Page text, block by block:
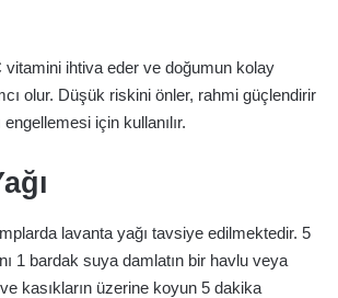
ihtiva eder ve doğumun kolay
olur. Düşük riskini önler, rahmi güçlendirir
için kullanılır.
lavanta yağı tavsiye edilmektedir. 5
1 bardak suya damlatın bir havlu veya
kasıkların üzerine koyun 5 dakika